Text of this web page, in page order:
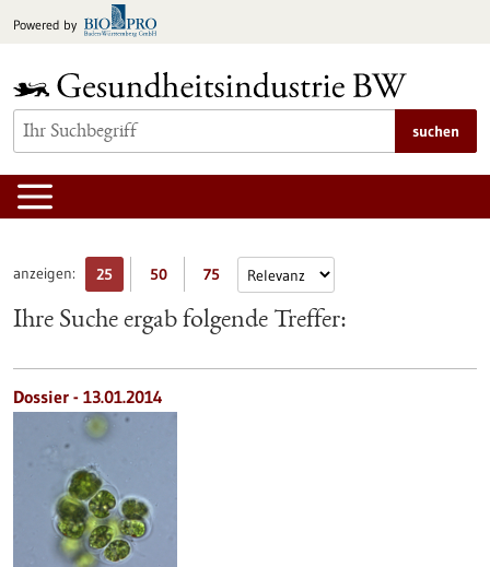
Inhalt
Powered by
suchen
anzeigen: 25 50 75
Ihre Suche ergab folgende Treffer:
Dossier - 13.01.2014